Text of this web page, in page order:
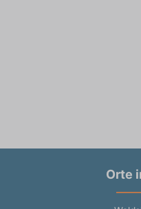
Orte